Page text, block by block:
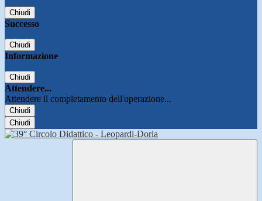
Chiudi
Successo
Chiudi
Informazione
Chiudi
Attendere...
Attendere il completamento dell'operazione...
Chiudi
Chiudi